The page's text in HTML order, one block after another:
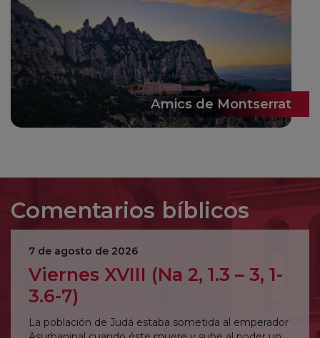
Amics de Montserrat
Comentarios bíblicos
7 de agosto de 2026
Viernes XVIII (Na 2, 1.3 – 3, 1-
3.6-7)
La población de Judá estaba sometida al emperador